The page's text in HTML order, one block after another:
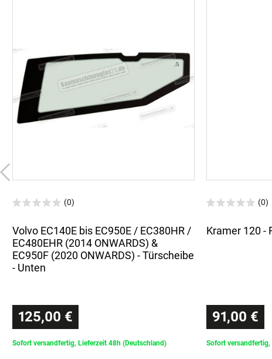
(0)
Volvo EC140E bis EC950E / EC380HR /
EC480EHR (2014 ONWARDS) &
EC950F (2020 ONWARDS) - Türscheibe
- Unten
125,00 €
Sofort versandfertig, Lieferzeit 48h (Deutschland)
(0)
Kramer 120 -
91,00 €
Sofort